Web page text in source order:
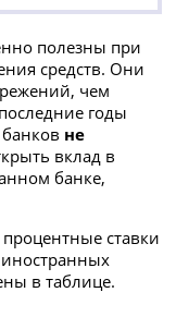
полезны при
средств. Они
чем
годы
не
вклад в
банке,
ставки
в таблице.